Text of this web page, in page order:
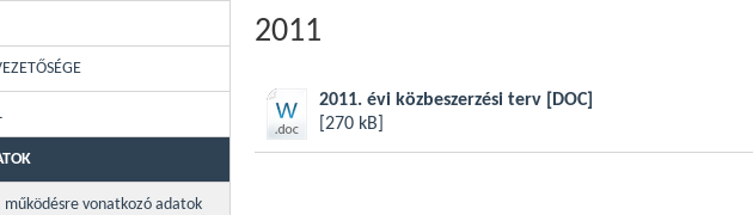
működésre vonatkozó adatok
2011
2011. évi közbeszerzési terv
[DOC]
[270 kB]